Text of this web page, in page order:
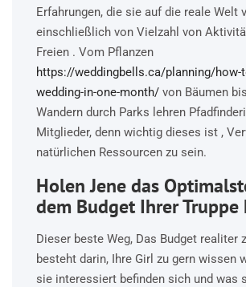
Erfahrungen, die sie auf die reale Welt
einschließlich von Vielzahl von
Freien . Vom Pflanzen
https://weddingbells.ca/planning/how-
wedding-in-one-month/ von Bäumen
Wandern durch Parks lehren
Mitglieder, denn wichtig dieses ist ,
natürlichen Ressourcen zu sein.
Holen Jene das
dem Budget Ihrer Truppe
Dieser beste Weg, Das Budget realiter
besteht darin, Ihre Girl zu gern wissen
sie interessiert befinden sich und was